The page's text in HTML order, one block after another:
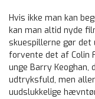
Hvis ikke man kan
kan man altid nyde
skuespillerne gør det
forvente det af Colin
unge Barry
udtryksfuld, men
uudslukkelige